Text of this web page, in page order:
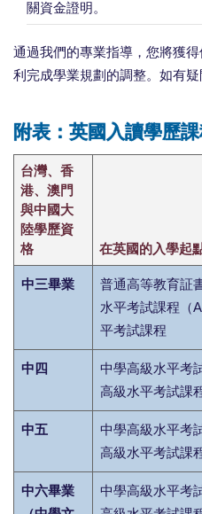
關資金證明。
通過我們的專業指導，您將獲
利完成學業規劃的調整。如有疑
附表：英國入讀學歷
台灣、香
港、澳門
與中國大
陸學歷資
格
在英國的入學起
中三畢業
普通高等教育証
水平考試課程（
平考試課程
中四
中學高級水平考
高級水平考試課
中五
中學高級水平考
高級水平考試課
中六畢業
中學高級水平考